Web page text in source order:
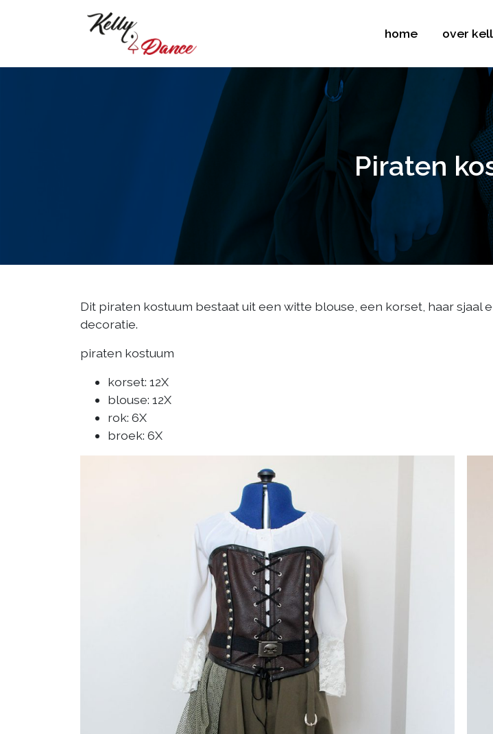
home over
Piraten
Dit piraten kostuum bestaat uit een witte blouse, een korset, haar
decoratie.
piraten kostuum
korset: 12X
blouse: 12X
rok: 6X
broek: 6X